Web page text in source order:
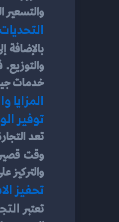
والتسعير
بالإضافة
خدمات
المزايا
توفير
وقت قصير
والتركيز
تحفيز
تعتبر